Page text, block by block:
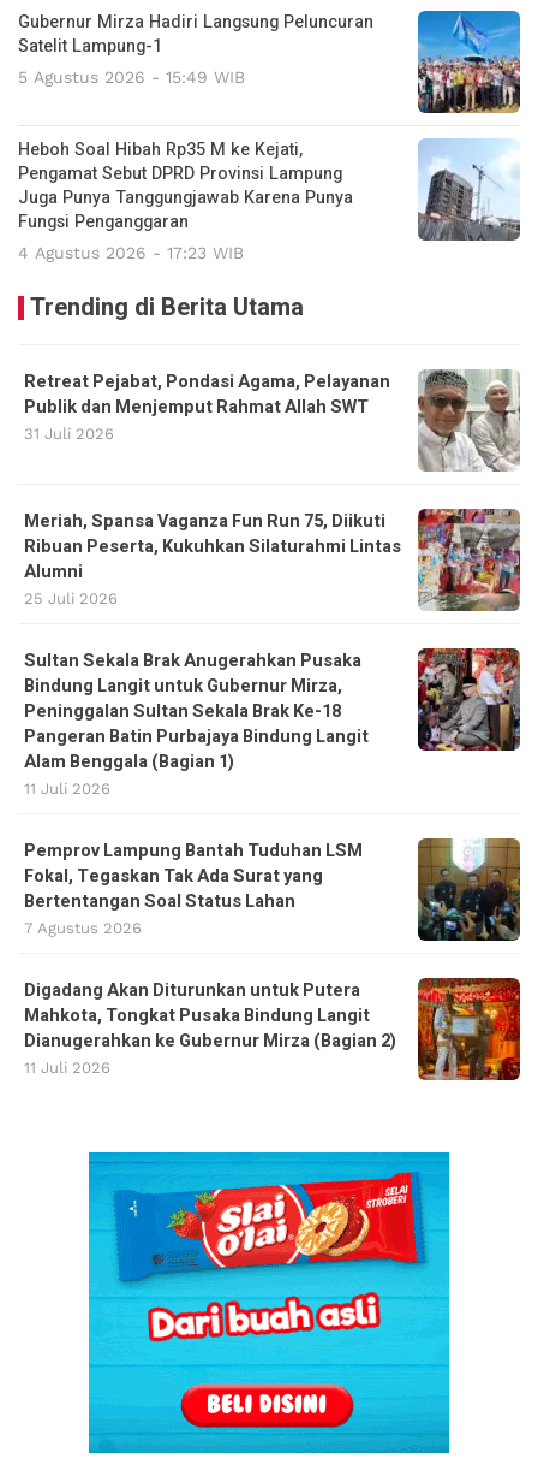
Gubernur Mirza Hadiri Langsung Peluncuran
Satelit Lampung-1
5 Agustus 2026 - 15:49 WIB
Heboh Soal Hibah Rp35 M ke Kejati,
Pengamat Sebut DPRD Provinsi Lampung
Juga Punya Tanggungjawab Karena Punya
Fungsi Penganggaran
4 Agustus 2026 - 17:23 WIB
Trending di Berita Utama
Retreat Pejabat, Pondasi Agama, Pelayanan
Publik dan Menjemput Rahmat Allah SWT
31 Juli 2026
Meriah, Spansa Vaganza Fun Run 75, Diikuti
Ribuan Peserta, Kukuhkan Silaturahmi Lintas
Alumni
25 Juli 2026
Sultan Sekala Brak Anugerahkan Pusaka
Bindung Langit untuk Gubernur Mirza,
Peninggalan Sultan Sekala Brak Ke-18
Pangeran Batin Purbajaya Bindung Langit
Alam Benggala (Bagian 1)
11 Juli 2026
Pemprov Lampung Bantah Tuduhan LSM
Fokal, Tegaskan Tak Ada Surat yang
Bertentangan Soal Status Lahan
7 Agustus 2026
Digadang Akan Diturunkan untuk Putera
Mahkota, Tongkat Pusaka Bindung Langit
Dianugerahkan ke Gubernur Mirza (Bagian 2)
11 Juli 2026